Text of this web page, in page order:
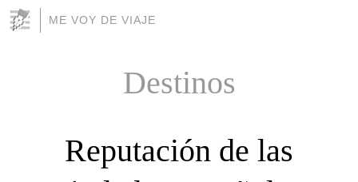
ME VOY DE VIAJE
Destinos
Reputación de las